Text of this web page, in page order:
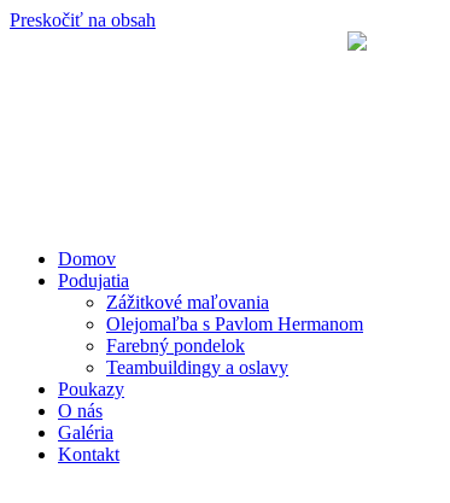
Preskočiť na obsah
Domov
Podujatia
Zážitkové maľovania
Olejomaľba s Pavlom Hermanom
Farebný pondelok
Teambuildingy a oslavy
Poukazy
O nás
Galéria
Kontakt